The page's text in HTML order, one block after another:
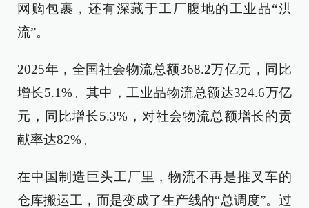
网购包裹，还有深藏于工厂腹地的工业品“洪
流”。
2025年，全国社会物流总额368.2万亿元，同比
增长5.1%。其中，工业品物流总额达324.6万亿
元，同比增长5.3%，对社会物流总额增长的贡
献率达82%。
在中国制造巨头工厂里，物流不再是推叉车的
仓库搬运工，而是变成了生产线的“总调度”。过